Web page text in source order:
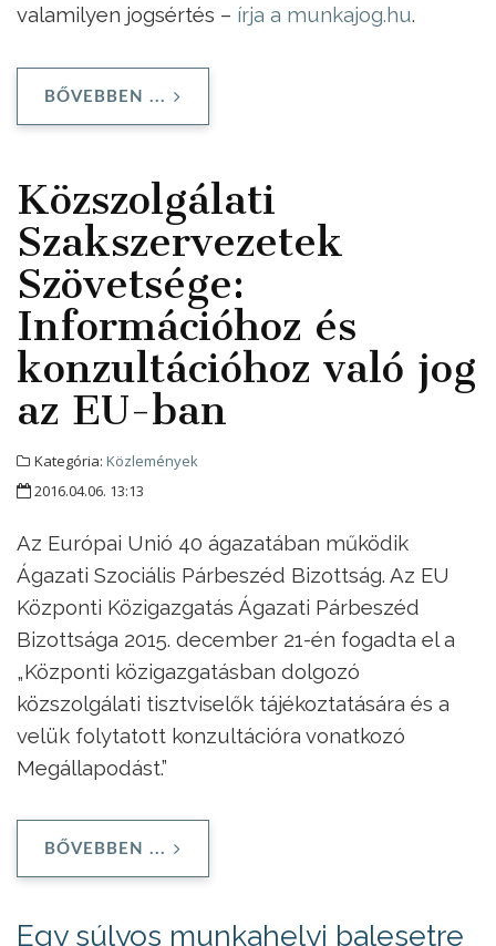
valamilyen jogsértés – írja a munkajog.hu.
BŐVEBBEN ...
Közszolgálati
Szakszervezetek
Szövetsége:
Információhoz és
konzultációhoz való jog
az EU-ban
Kategória: Közlemények
2016.04.06. 13:13
Az Európai Unió 40 ágazatában működik
Ágazati Szociális Párbeszéd Bizottság. Az EU
Központi Közigazgatás Ágazati Párbeszéd
Bizottsága 2015. december 21-én fogadta el a
„Központi közigazgatásban dolgozó
közszolgálati tisztviselők tájékoztatására és a
velük folytatott konzultációra vonatkozó
Megállapodást.”
BŐVEBBEN ...
Egy súlyos munkahelyi balesetre